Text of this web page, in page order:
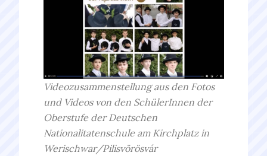
Videozusammenstellung aus den Fotos
und Videos von den SchülerInnen der
Oberstufe der Deutschen
Nationalitatenschule am Kirchplatz in
Werischwar/Pilisvörösvár